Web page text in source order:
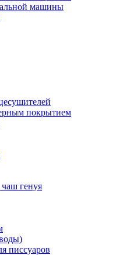
машины
покрытием
генуя
писсуаров